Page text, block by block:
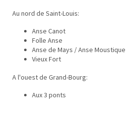
Au nord de Saint-Louis:
Anse Canot
Folle Anse
Anse de Mays / Anse Moustique
Vieux Fort
A l'ouest de Grand-Bourg:
Aux 3 ponts